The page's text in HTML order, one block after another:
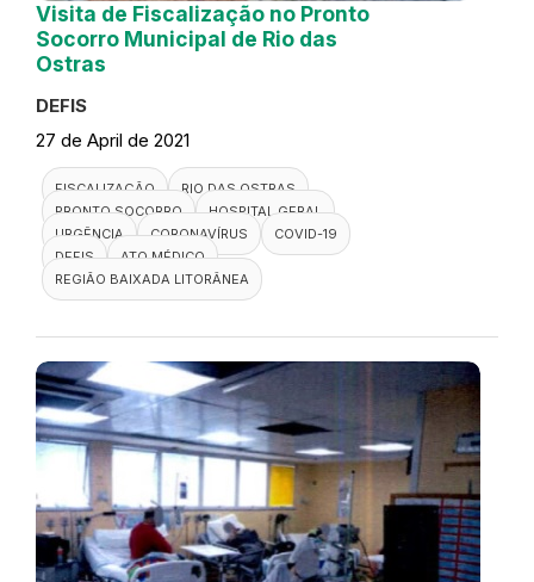
Visita de Fiscalização no Pronto
Socorro Municipal de Rio das
Ostras
DEFIS
27 de April de 2021
FISCALIZAÇÃO
RIO DAS OSTRAS
PRONTO SOCORRO
HOSPITAL GERAL
URGÊNCIA
CORONAVÍRUS
COVID-19
DEFIS
ATO MÉDICO
REGIÃO BAIXADA LITORÂNEA